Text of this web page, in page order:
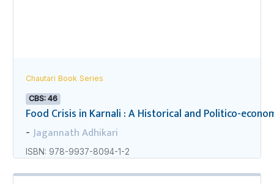
Chautari Book Series
CBS: 46
Food Crisis in Karnali : A Historical and Politico-
- Jagannath Adhikari
ISBN: 978-9937-8094-1-2